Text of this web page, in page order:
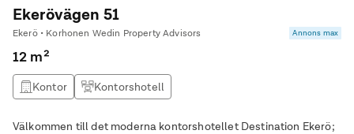
Ekerövägen 51
Ekerö • Korhonen Wedin Property Advisors Annons max
12 m²
Kontor Kontorshotell
Välkommen till det moderna kontorshotellet Destination Ekerö;